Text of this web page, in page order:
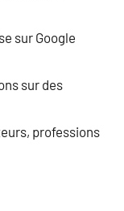
sur Google
sur des
professions